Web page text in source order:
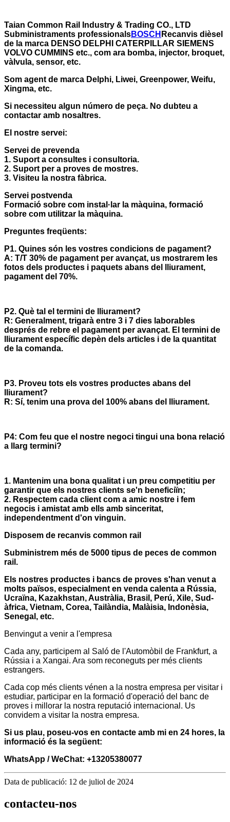
Taian Common Rail Industry & Trading CO., LTD
Subministraments professionalsBOSCH Recanvis dièsel
de la marca DENSO DELPHI CATERPILLAR SIEMENS
VOLVO CUMMINS etc., com ara bomba, injector, broquet,
vàlvula, sensor, etc.
Som agent de marca Delphi, Liwei, Greenpower, Weifu,
Xingma, etc.
Si necessiteu algun número de peça. No dubteu a
contactar amb nosaltres.
El nostre servei:
Servei de prevenda
1. Suport a consultes i consultoria.
2. Suport per a proves de mostres.
3. Visiteu la nostra fàbrica.
Servei postvenda
Formació sobre com instal·lar la màquina, formació
sobre com utilitzar la màquina.
Preguntes freqüents:
P1. Quines són les vostres condicions de pagament?
A: T/T 30% de pagament per avançat, us mostrarem les
fotos dels productes i paquets abans del lliurament,
pagament del 70%.
P2. Què tal el termini de lliurament?
R: Generalment, trigarà entre 3 i 7 dies laborables
després de rebre el pagament per avançat. El termini de
lliurament específic depèn dels articles i de la quantitat
de la comanda.
P3. Proveu tots els vostres productes abans del
lliurament?
R: Sí, tenim una prova del 100% abans del lliurament.
P4: Com feu que el nostre negoci tingui una bona relació
a llarg termini?
1. Mantenim una bona qualitat i un preu competitiu per
garantir que els nostres clients se'n beneficiïn;
2. Respectem cada client com a amic nostre i fem
negocis i amistat amb ells amb sinceritat,
independentment d'on vinguin.
Disposem de recanvis common rail
Subministrem més de 5000 tipus de peces de common
rail.
Els nostres productes i bancs de proves s'han venut a
molts països, especialment en venda calenta a Rússia,
Ucraïna, Kazakhstan, Austràlia, Brasil, Perú, Xile, Sud-
àfrica, Vietnam, Corea, Tailàndia, Malàisia, Indonèsia,
Senegal, etc.
Benvingut a venir a l'empresa
Cada any, participem al Saló de l'Automòbil de Frankfurt, a
Rússia i a Xangai. Ara som reconeguts per més clients
estrangers.
Cada cop més clients vénen a la nostra empresa per visitar i
estudiar, participar en la formació d'operació del banc de
proves i millorar la nostra reputació internacional. Us
convidem a visitar la nostra empresa.
Si us plau, poseu-vos en contacte amb mi en 24 hores, la
informació és la següent:
WhatsApp / WeChat: +13205380077
Data de publicació: 12 de juliol de 2024
contacteu-nos